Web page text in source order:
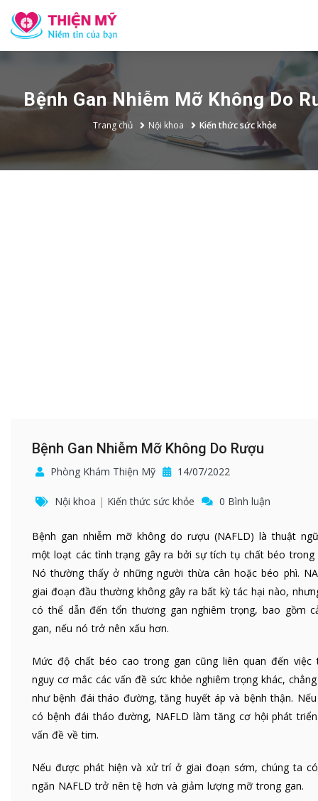
Bệnh Gan Nhiễm Mỡ Không Do
Trang chủ Nội khoa Kiến thức sức khỏe
Bệnh Gan Nhiễm Mỡ Không Do Rượu
Phòng Khám Thiện Mỹ 14/07/2022
Nội khoa | Kiến thức sức khỏe 0 Bình luận
Bệnh gan nhiễm mỡ không do rượu (NAFLD) là thuật
một loạt các tình trạng gây ra bởi sự tích tụ chất béo trong
Nó thường thấy ở những người thừa cân hoặc béo phì.
giai đoạn đầu thường không gây ra bất kỳ tác hại nào,
có thể dẫn đến tổn thương gan nghiêm trọng, bao gồm
gan, nếu nó trở nên xấu hơn.
Mức độ chất béo cao trong gan cũng liên quan đến việc
nguy cơ mắc các vấn đề sức khỏe nghiêm trọng khác,
như bệnh đái tháo đường, tăng huyết áp và bệnh thận.
có bệnh đái tháo đường, NAFLD làm tăng cơ hội phát
vấn đề về tim.
Nếu được phát hiện và xử trí ở giai đoạn sớm, chúng ta
ngăn NAFLD trở nên tệ hơn và giảm lượng mỡ trong gan.